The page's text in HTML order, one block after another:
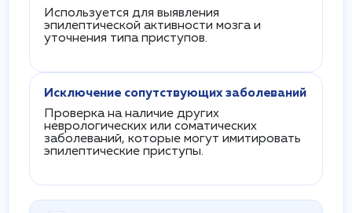
Используется для выявления
эпилептической активности мозга и
уточнения типа приступов.
Исключение сопутствующих заболеваний
Проверка на наличие других
неврологических или соматических
заболеваний, которые могут имитировать
эпилептические приступы.